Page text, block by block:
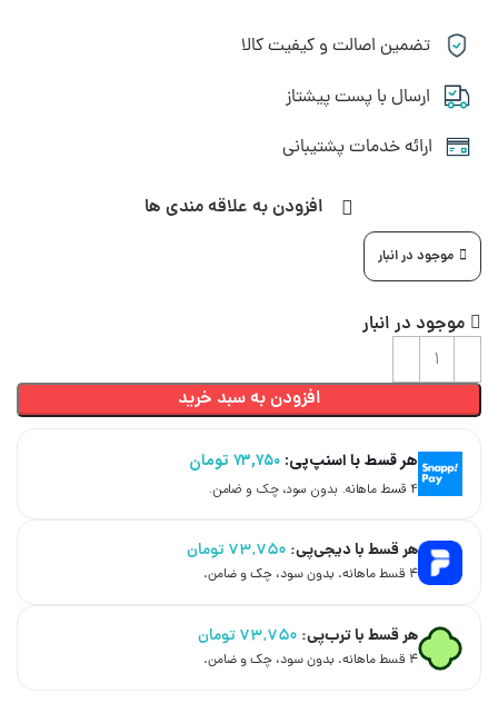
تضمین اصالت و کیفیت کالا
ارسال با پست پیشتاز
ارائه خدمات پشتیبانی
افزودن به علاقه مندی ها
موجود در انبار
موجود در انبار
افزودن به سبد خرید
هر قسط با اسنپ‌پی: ۷۳,۷۵۰ تومان
۴ قسط ماهانه. بدون سود، چک و ضامن.
هر قسط با دیجی‌پی: ۷۳,۷۵۰تومان
۴ قسط ماهانه. بدون سود، چک و ضامن.
هر قسط با ترب‌پی: ۷۳,۷۵۰تومان
۴ قسط ماهانه. بدون سود، چک و ضامن.